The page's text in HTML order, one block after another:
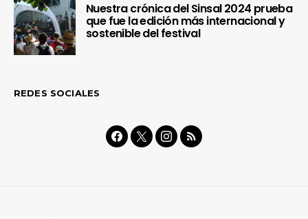
Nuestra crónica del Sinsal 2024 prueba
que fue la edición más internacional y
sostenible del festival
REDES SOCIALES